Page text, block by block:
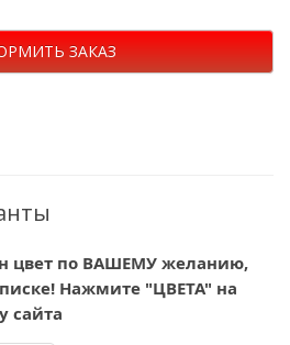
ЗАКАЗ
цвет по ВАШЕМУ желанию,
Нажмите "ЦВЕТА" на
сайта